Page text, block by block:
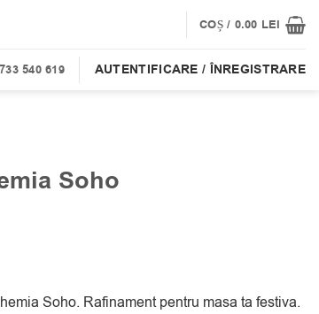
COȘ / 0.00 LEI
540 619 AUTENTIFICARE / ÎNREGISTRARE
Soho
Soho. Rafinament pentru masa ta festiva.